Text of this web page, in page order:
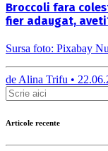
Broccoli fara
fier adaugat,
Sursa foto: Pixabay
deAlina Trifu •
Articole recente